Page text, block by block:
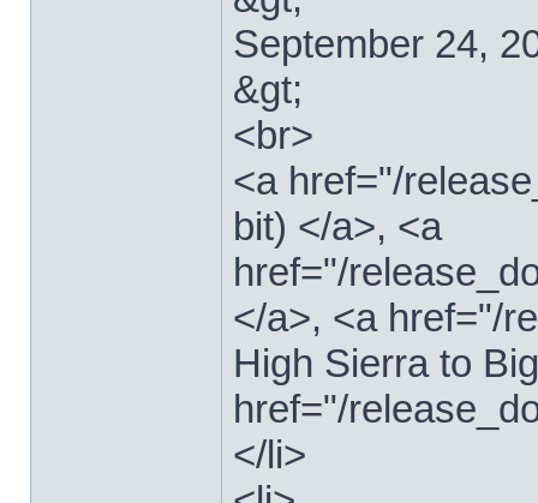
September 24,
&gt;
<br>
<a href="/
bit) </a>, <a
href="/
</a>, <a href="/
High Sierra to
href="/
</li>